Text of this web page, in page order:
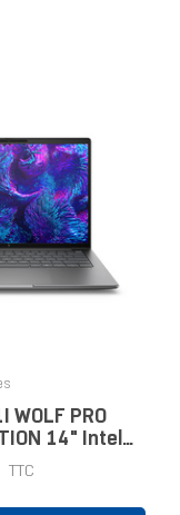
WOLF PRO
14" Intel
Go Argent 1 To
TTC